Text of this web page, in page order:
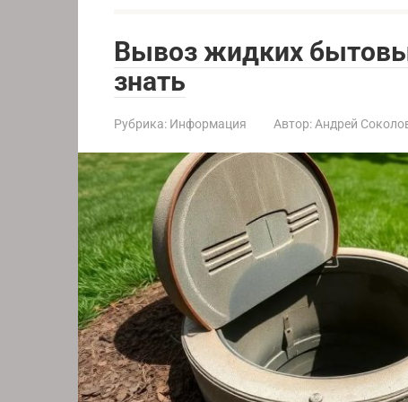
Вывоз жидких
знать
Рубрика: Информация Автор: Андрей